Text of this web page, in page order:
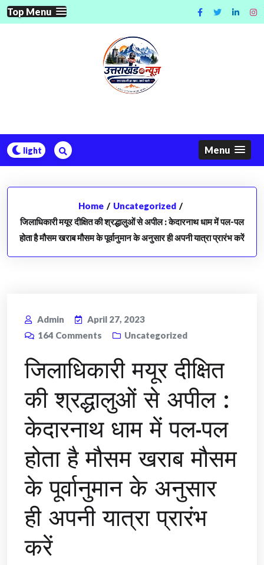
Skip
to
Top Menu
Menu
Home / Uncategorized /
जिलाधिकारी मयूर दीक्षित की श्रद्धालुओं से अपील : केदारनाथ धाम में पल-पल
होता है मौसम खराब मौसम के पूर्वानुमान के अनुसार ही अपनी यात्रा प्रारंभ करें
Admin
April 27, 2023
164 Comments Uncategorized
जिलाधिकारी मयूर दीक्षित
की श्रद्धालुओं से अपील :
केदारनाथ धाम में पल-पल
होता है मौसम खराब मौसम
के पूर्वानुमान के अनुसार
ही अपनी यात्रा प्रारंभ
करें